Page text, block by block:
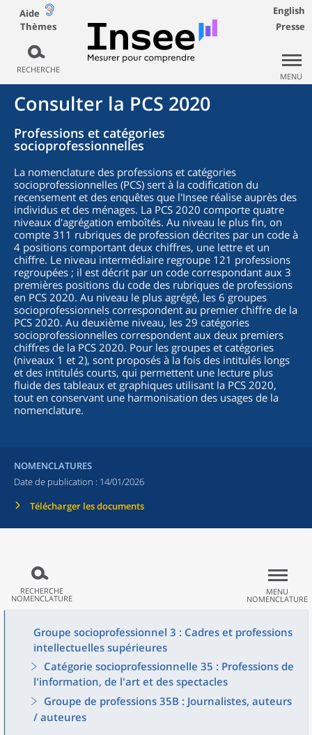
Aide
Thèmes
RECHERCHE
English
Presse
MENU
Consulter la PCS 2020
Professions et catégories
socioprofessionnelles
La nomenclature des professions et catégories
socioprofessionnelles (PCS) sert à la codification du
recensement et des enquêtes que l'Insee réalise auprès des
individus et des ménages. La PCS 2020 comporte quatre
niveaux d'agrégation emboîtés. Au niveau le plus fin, on
compte 311 rubriques de profession décrites par un code à
4 positions comportant deux chiffres, une lettre et un
chiffre. Le niveau intermédiaire regroupe 121 professions
regroupées ; il est décrit par un code correspondant aux 3
premières positions du code des rubriques de professions
en PCS 2020. Au niveau le plus agrégé, les 6 groupes
socioprofessionnels correspondent au premier chiffre de la
PCS 2020. Au deuxième niveau, les 29 catégories
socioprofessionnelles correspondent aux deux premiers
chiffres de la PCS 2020. Pour les groupes et catégories
(niveaux 1 et 2), sont proposés à la fois des intitulés longs
et des intitulés courts, qui permettent une lecture plus
fluide des tableaux et graphiques utilisant la PCS 2020,
tout en conservant une harmonisation des usages de la
nomenclature.
NOMENCLATURES
Date de publication : 14/01/2026
Télécharger les documents
RECHERCHE
NOMENCLATURE
MENU
NOMENCLATURE
Groupe socioprofessionnel 3 : Cadres et professions
intellectuelles supérieures
Catégorie socioprofessionnelle 35 : Professions de
l'information, de l'art et des spectacles
Groupe de professions 35B : Journalistes, auteurs
/ auteures